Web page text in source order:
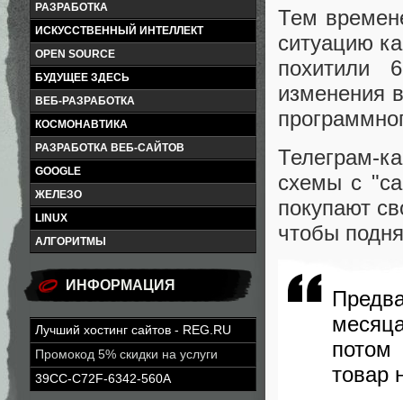
РАЗРАБОТКА
ИСКУССТВЕННЫЙ ИНТЕЛЛЕКТ
OPEN SOURCE
БУДУЩЕЕ ЗДЕСЬ
ВЕБ-РАЗРАБОТКА
КОСМОНАВТИКА
РАЗРАБОТКА ВЕБ-САЙТОВ
GOOGLE
ЖЕЛЕЗО
LINUX
АЛГОРИТМЫ
ИНФОРМАЦИЯ
Лучший хостинг сайтов - REG.RU
Промокод 5% скидки на услуги
39CC-C72F-6342-560A
Тем
ситуацию
похитили
изменения
Телеграм-
схемы с
покупают
чтобы
потом
товар